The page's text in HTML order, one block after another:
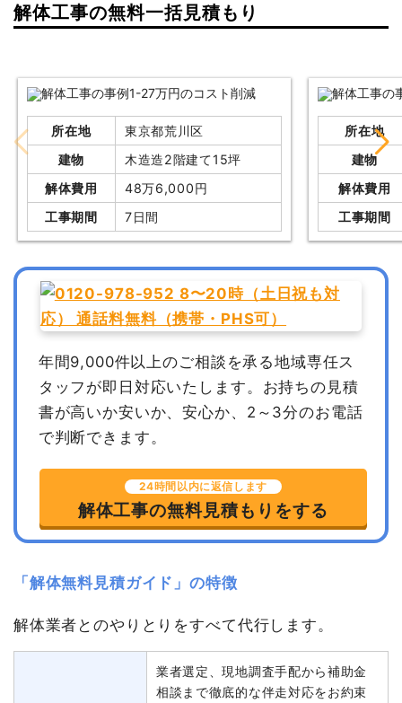
解体工事の無料一括見積もり
所在地
東京都荒川区
建物
木造造2階建て15坪
解体費用
48万6,000円
工事期間
7日間
所在地
建物
解体費用
工事期間
年間9,000件以上のご相談を承る地域専任ス
タッフが即日対応いたします。 お持ちの見積
書が高いか安いか、安心か、2～3分のお電話
で判断できます。
24時間以内に返信します
解体工事の無料見積もりをする
「解体無料見積ガイド」の特徴
解体業者とのやりとりをすべて代行します。
業者選定、現地調査手配から補助金
相談まで徹底的な伴走対応をお約束